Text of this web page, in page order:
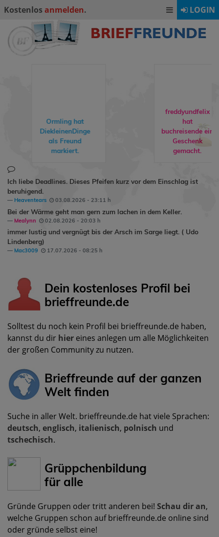
Kostenlos anmelden. LOGIN
hat
buchreisendeein
Geschenk
gemacht.
rebuat1974hat
Milly24als
Freund markiert.
Ich liebe Deadlines. Dieses Pfeifen kurz vor dem Einschlag ist
beruhigend.
Heaventears 03.08.2026 - 23:11 h
Bei der Wärme geht man gern zum lachen in dem Keller.
Mealynn 02.08.2026 - 20:03 h
immer lustig und vergnügt bis der Arsch im Sarge liegt. ( Udo
Lindenberg)
Mac3009 17.07.2026 - 08:25 h
Dein kostenloses Profil bei
brieffreunde.de
Solltest du noch kein Profil bei brieffreunde.de haben,
kannst du dir hier eines anlegen um alle Möglichkeiten
der großen Community zu nutzen.
Brieffreunde auf der ganzen
Welt finden
Suche in aller Welt. brieffreunde.de hat viele Sprachen:
deutsch, englisch, italienisch, polnisch und
tschechisch.
Grüppchenbildung
für alle
Gründe Gruppen oder tritt anderen bei! Schau dir an,
welche Gruppen schon auf brieffreunde.de online sind
oder gründe selbst eine!